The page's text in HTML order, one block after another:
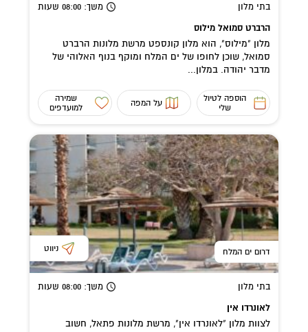
בתי מלון משך: 08:00 שעות
הרברט סמואל מילוס
מלון "מילוס", הוא מלון קונספט מרשת מלונות הרברט
סמואל, שוכן לחופו של ים המלח ומוקף בנוף האלוהי של
מדבר יהודה. במלון...
הוספה לטיול
שלי
על המפה
שמירה
למועדפים
דרום ים המלח ניווט
בתי מלון משך: 08:00 שעות
לאונרדו אין
לצוות מלון "לאונרדו אין", מרשת מלונות פתאל, חשוב